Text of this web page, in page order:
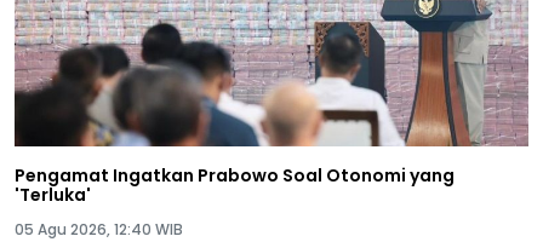
Pengamat Ingatkan Prabowo Soal Otonomi yang
'Terluka'
05 Agu 2026, 12:40 WIB